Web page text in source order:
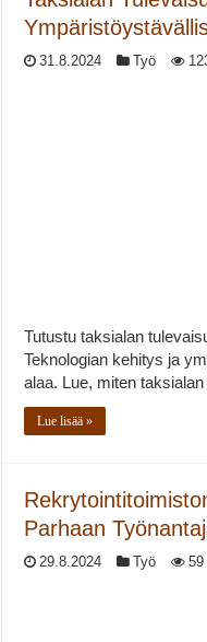
31.8.2024 Työ
Tutustu taksialan
Teknologian kehitys ja
alaa. Lue, miten
Lue lisää »
Parhaan
29.8.2024 Työ 59